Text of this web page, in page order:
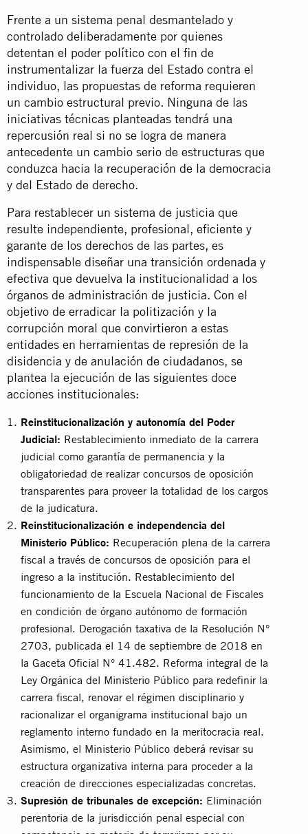
Frente a un sistema penal desmantelado y
controlado deliberadamente por quienes
detentan el poder político con el fin de
instrumentalizar la fuerza del Estado contra el
individuo, las propuestas de reforma requieren
un cambio estructural previo. Ninguna de las
iniciativas técnicas planteadas tendrá una
repercusión real si no se logra de manera
antecedente un cambio serio de estructuras que
conduzca hacia la recuperación de la democracia
y del Estado de derecho.
Para restablecer un sistema de justicia que
resulte independiente, profesional, eficiente y
garante de los derechos de las partes, es
indispensable diseñar una transición ordenada y
efectiva que devuelva la institucionalidad a los
órganos de administración de justicia. Con el
objetivo de erradicar la politización y la
corrupción moral que convirtieron a estas
entidades en herramientas de represión de la
disidencia y de anulación de ciudadanos, se
plantea la ejecución de las siguientes doce
acciones institucionales:
Reinstitucionalización y autonomía del Poder
Judicial: Restablecimiento inmediato de la carrera
judicial como garantía de permanencia y la
obligatoriedad de realizar concursos de oposición
transparentes para proveer la totalidad de los cargos
de la judicatura.
Reinstitucionalización e independencia del
Ministerio Público: Recuperación plena de la carrera
fiscal a través de concursos de oposición para el
ingreso a la institución. Restablecimiento del
funcionamiento de la Escuela Nacional de Fiscales
en condición de órgano autónomo de formación
profesional. Derogación taxativa de la Resolución N°
2703, publicada el 14 de septiembre de 2018 en
la Gaceta Oficial N° 41.482. Reforma integral de la
Ley Orgánica del Ministerio Público para redefinir la
carrera fiscal, renovar el régimen disciplinario y
racionalizar el organigrama institucional bajo un
reglamento interno fundado en la meritocracia real.
Asimismo, el Ministerio Público deberá revisar su
estructura organizativa interna para proceder a la
creación de direcciones especializadas concretas.
Supresión de tribunales de excepción: Eliminación
perentoria de la jurisdicción penal especial con